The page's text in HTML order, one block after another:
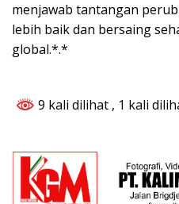
menjawab tantangan
lebih baik dan bersaing
global.*.*
9 kali dilihat , 1 kali